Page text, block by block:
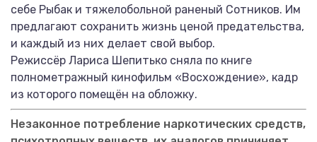
себе Рыбак и тяжелобольной раненый Сотников. Им
предлагают сохранить жизнь ценой предательства,
и каждый из них делает свой выбор.
Режиссёр Лариса Шепитько сняла по книге
полнометражный кинофильм «Восхождение», кадр
из которого помещён на обложку.
Незаконное потребление наркотических средств,